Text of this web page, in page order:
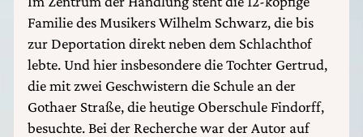
Familie des Musikers Wilhelm Schwarz, die bis
zur Deportation direkt neben dem Schlachthof
lebte. Und hier insbesondere die Tochter Gertrud,
die mit zwei Geschwistern die Schule an der
Gothaer Straße, die heutige Oberschule Findorff,
besuchte. Bei der Recherche war der Autor auf